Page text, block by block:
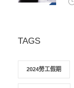
TAGS
2024勞工假期